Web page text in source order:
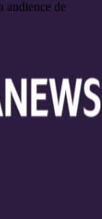
audience de